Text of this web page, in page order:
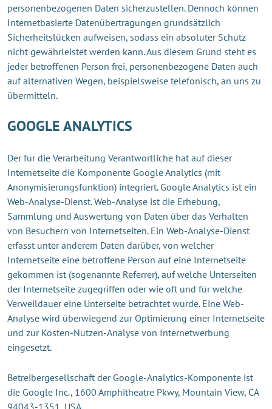
personenbezogenen Daten sicherzustellen. Dennoch können
Internetbasierte Datenübertragungen grundsätzlich
Sicherheitslücken aufweisen, sodass ein absoluter Schutz
nicht gewährleistet werden kann. Aus diesem Grund steht es
jeder betroffenen Person frei, personenbezogene Daten auch
auf alternativen Wegen, beispielsweise telefonisch, an uns zu
übermitteln.
GOOGLE ANALYTICS
Der für die Verarbeitung Verantwortliche hat auf dieser
Internetseite die Komponente Google Analytics (mit
Anonymisierungsfunktion) integriert. Google Analytics ist ein
Web-Analyse-Dienst. Web-Analyse ist die Erhebung,
Sammlung und Auswertung von Daten über das Verhalten
von Besuchern von Internetseiten. Ein Web-Analyse-Dienst
erfasst unter anderem Daten darüber, von welcher
Internetseite eine betroffene Person auf eine Internetseite
gekommen ist (sogenannte Referrer), auf welche Unterseiten
der Internetseite zugegriffen oder wie oft und für welche
Verweildauer eine Unterseite betrachtet wurde. Eine Web-
Analyse wird überwiegend zur Optimierung einer Internetseite
und zur Kosten-Nutzen-Analyse von Internetwerbung
eingesetzt.
Betreibergesellschaft der Google-Analytics-Komponente ist
die Google Inc., 1600 Amphitheatre Pkwy, Mountain View, CA
94043-1351, USA.